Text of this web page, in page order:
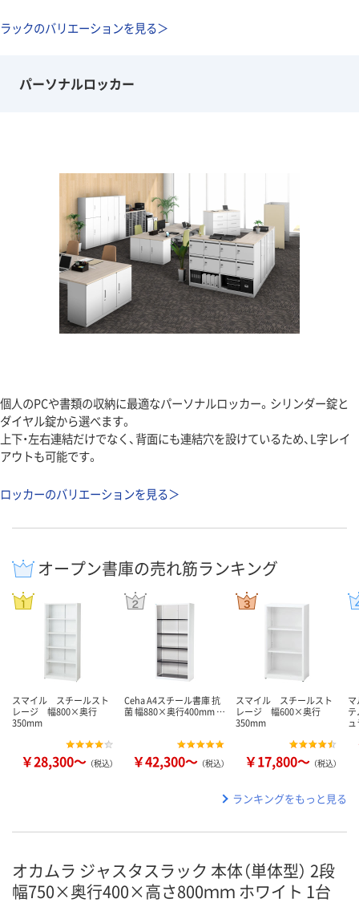
ラックのバリエーションを見る＞
パーソナルロッカー
個人のPCや書類の収納に最適なパーソナルロッカー。シリンダー錠と
ダイヤル錠から選べます。
上下・左右連結だけでなく、背面にも連結穴を設けているため、L字レイ
アウトも可能です。
ロッカーのバリエーションを見る＞
オープン書庫の売れ筋ランキング
スマイル スチールスト
レージ 幅800×奥行
350mm
￥28,300～ （税込）
Ceha A4スチール書庫 抗
菌 幅880×奥行400mm …
￥42,300～ （税込）
スマイル スチールスト
レージ 幅600×奥行
350mm
￥17,800～ （税込）
ランキングをもっと見る
オカムラ ジャスタスラック 本体（単体型） 2段
幅750×奥行400×高さ800ｍｍ ホワイト 1台